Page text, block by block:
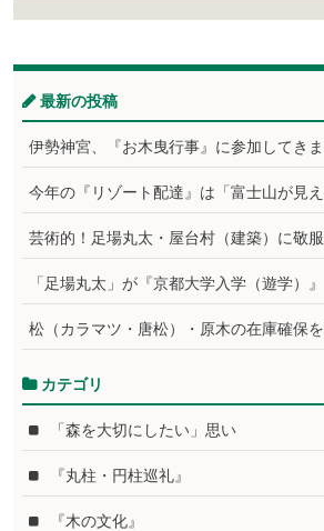
最新の投稿
伊勢神宮、『お木曳行事』に参加してきま
今年の『リゾート配達』は「富士山が見
芸術的！足場丸太・屋台村（建築）に敬
「足場丸太」が『京都大学入学（遊学
松（カラマツ・唐松）・原木の在庫確保
カテゴリ
「森を大切にしたい」思い
『丸柱・円柱巡礼』
『木の文化』